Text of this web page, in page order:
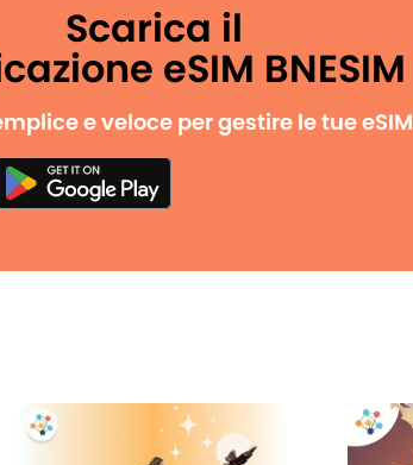
Scarica il
eSIM BNESIM
e veloce per gestire le tue eSIM